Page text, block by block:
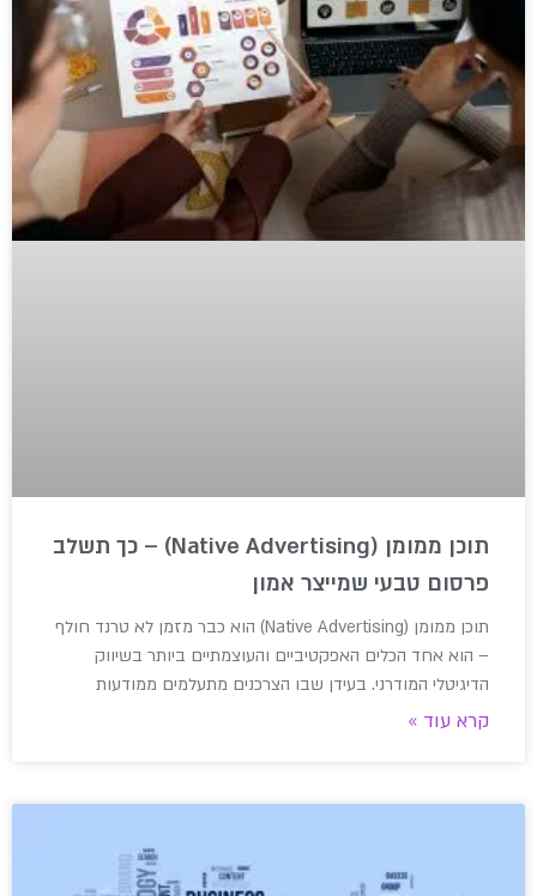
תוכן ממומן (Native Advertising) – כך תשלב
פרסום טבעי שמייצר אמון
תוכן ממומן (Native Advertising) הוא כבר מזמן לא טרנד חולף
– הוא אחד הכלים האפקטיביים והעוצמתיים ביותר בשיווק
הדיגיטלי המודרני. בעידן שבו הצרכנים מתעלמים ממודעות
קרא עוד »